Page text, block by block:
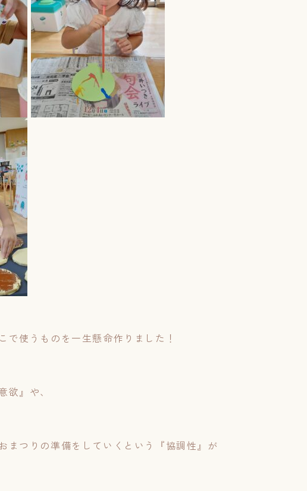
で使うものを一生懸命作りました！
欲』や、
まつりの準備をしていくという『協調性』が